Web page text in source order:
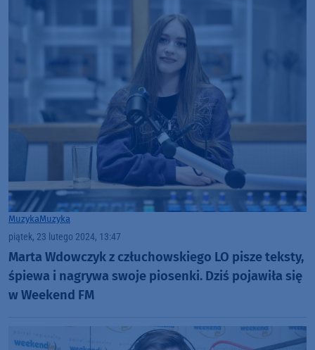
MuzykaMuzyka
piątek, 23 lutego 2024, 13:47
Marta Wdowczyk z człuchowskiego LO pisze teksty,
śpiewa i nagrywa swoje piosenki. Dziś pojawiła się
w Weekend FM